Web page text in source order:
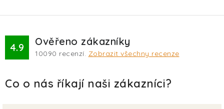
4.9 Ověřeno zákazníky
10090 recenzí. Zobrazit všechny recenze